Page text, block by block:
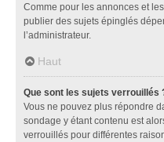
Comme pour les annonces et
publier des sujets épinglés
l’administrateur.
Haut
Que sont les sujets verrouillés
Vous ne pouvez plus répondre
sondage y étant contenu est
verrouillés pour différentes